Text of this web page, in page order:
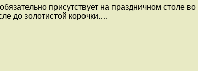
присутствует на праздничном столе
до золотистой корочки.…